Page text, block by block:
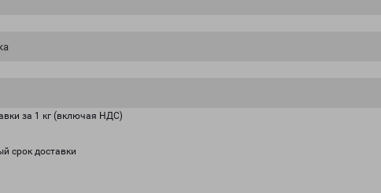
за 1 кг (включая НДС)
срок доставки